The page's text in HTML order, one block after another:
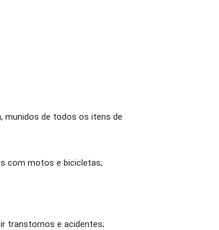
munidos de todos os itens de
com motos e bicicletas;
transtornos e acidentes;